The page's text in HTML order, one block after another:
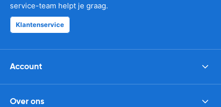
service-team helpt je graag.
Klantenservice
Account
Over ons